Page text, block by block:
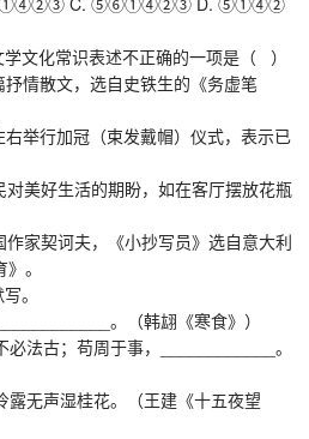
化常识表述不正确的一项是（ ）
情散文，选自史铁生的《务虚笔
举行加冠（束发戴帽）仪式，表示已
美好生活的期盼，如在客厅摆放花瓶
家契诃夫，《小抄写员》选自意大利
。
。
。（韩翃《寒食》）
法古；苟周于事，____________。
无声湿桂花。（王建《十五夜望